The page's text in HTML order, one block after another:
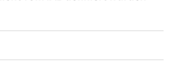
Impressum